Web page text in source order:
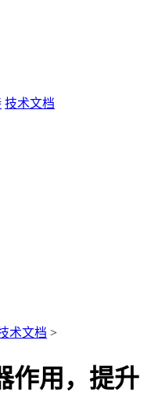
技术文档
术文档 >
作用，提升